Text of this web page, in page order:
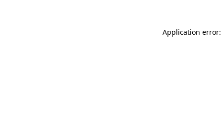
Application